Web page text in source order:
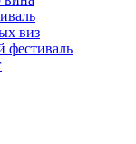
виз
фестиваль